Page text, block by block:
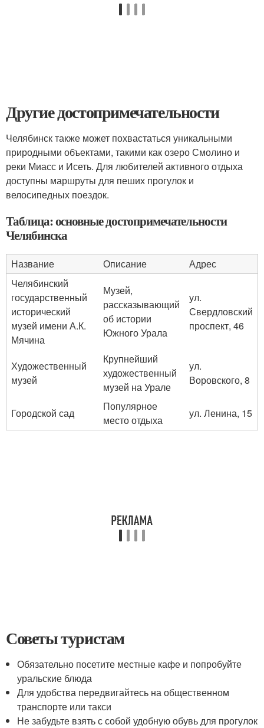
Другие достопримечательности
Челябинск также может похвастаться уникальными
природными объектами, такими как озеро Смолино и
реки Миасс и Исеть. Для любителей активного отдыха
доступны маршруты для пеших прогулок и
велосипедных поездок.
Таблица: основные достопримечательности
Челябинска
Название Описание
Адрес
Челябинский
государственный
исторический
музей имени А.К.
Мячина
Музей,
рассказывающий
об истории
Южного Урала
ул.
Свердловский
проспект, 46
Художественный
музей
Крупнейший
художественный
музей на Урале
ул.
Воровского, 8
Городской сад
Популярное
место отдыха
ул. Ленина, 15
Советы туристам
Обязательно посетите местные кафе и попробуйте
уральские блюда
Для удобства передвигайтесь на общественном
транспорте или такси
Не забудьте взять с собой удобную обувь для прогулок